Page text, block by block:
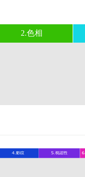
2.色相